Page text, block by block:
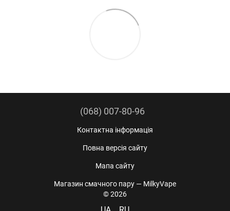
(068) 007-80-96
Контактна інформація
Повна версія сайту
Мапа сайту
Магазин смачного пару — MilkyVape
© 2026